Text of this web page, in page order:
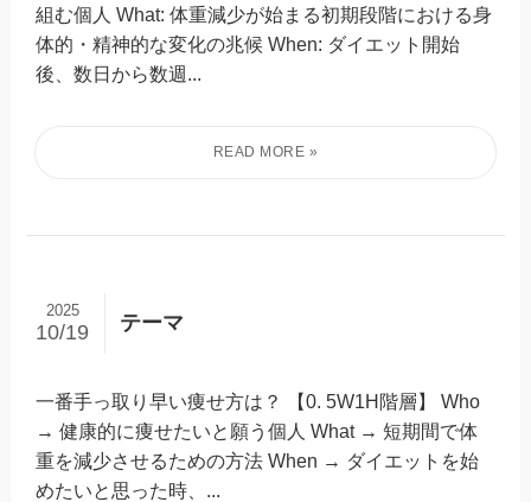
組む個人 What: 体重減少が始まる初期段階における身
体的・精神的な変化の兆候 When: ダイエット開始
後、数日から数週...
テーマ
2025
10/19
一番手っ取り早い痩せ方は？ 【0. 5W1H階層】 Who
→ 健康的に痩せたいと願う個人 What → 短期間で体
重を減少させるための方法 When → ダイエットを始
めたいと思った時、...